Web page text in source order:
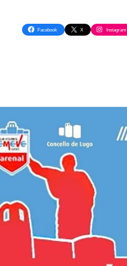
Facebook X Instagram